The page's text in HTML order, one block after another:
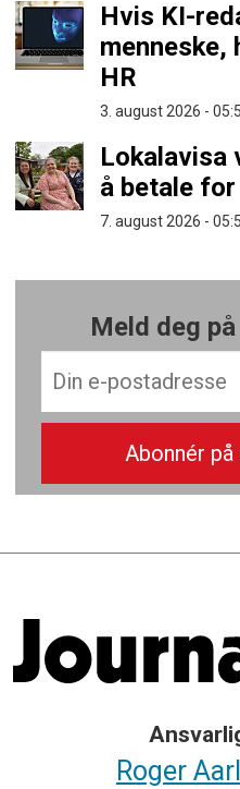
Hvis KI-
menneske,
HR
3. august 2026 -
Lokalavisa
å betale
7. august 2026 -
Meld deg
Roger